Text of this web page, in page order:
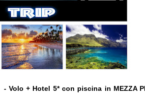
Volo + Hotel 5* con piscina in MEZZA